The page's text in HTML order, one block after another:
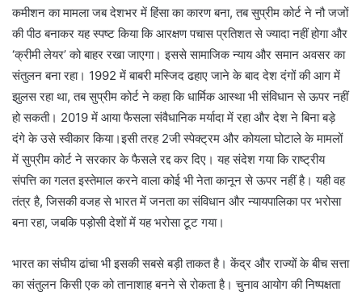
कमीशन का मामला जब देशभर में हिंसा का कारण बना, तब सुप्रीम कोर्ट ने नौ जजों
की पीठ बनाकर यह स्पष्ट किया कि आरक्षण पचास प्रतिशत से ज्यादा नहीं होगा और
‘क्रीमी लेयर’ को बाहर रखा जाएगा। इससे सामाजिक न्याय और समान अवसर का
संतुलन बना रहा। 1992 में बाबरी मस्जिद ढहाए जाने के बाद देश दंगों की आग में
झुलस रहा था, तब सुप्रीम कोर्ट ने कहा कि धार्मिक आस्था भी संविधान से ऊपर नहीं
हो सकती। 2019 में आया फैसला संवैधानिक मर्यादा में रहा और देश ने बिना बड़े
दंगे के उसे स्वीकार किया।इसी तरह 2जी स्पेक्ट्रम और कोयला घोटाले के मामलों
में सुप्रीम कोर्ट ने सरकार के फैसले रद्द कर दिए। यह संदेश गया कि राष्ट्रीय
संपत्ति का गलत इस्तेमाल करने वाला कोई भी नेता कानून से ऊपर नहीं है। यही वह
तंत्र है, जिसकी वजह से भारत में जनता का संविधान और न्यायपालिका पर भरोसा
बना रहा, जबकि पड़ोसी देशों में यह भरोसा टूट गया।
भारत का संघीय ढांचा भी इसकी सबसे बड़ी ताकत है। केंद्र और राज्यों के बीच सत्ता
का संतुलन किसी एक को तानाशाह बनने से रोकता है। चुनाव आयोग की निष्पक्षता